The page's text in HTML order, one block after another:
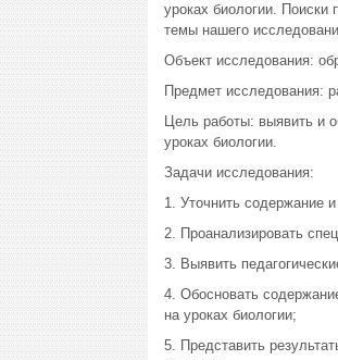
уроках биологии.
темы нашего
Объект исследования:
Предмет исследования:
Цель работы: выявить и
уроках биологии.
Задачи исследования:
1. Уточнить содержание
2. Проанализировать
3. Выявить
4. Обосновать
на уроках биологии;
5. Представить